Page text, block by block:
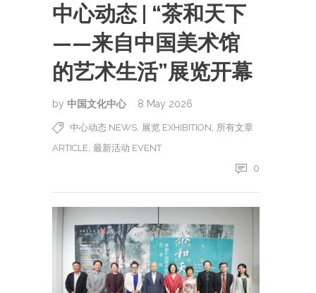
中心动态 | “茶和天下
——来自中国美术馆
的艺术生活”展览开幕
by 中国文化中心 8 May 2026
中心动态 NEWS 展览 EXHIBITION 所有文章
ARTICLE 最新活动 EVENT
0